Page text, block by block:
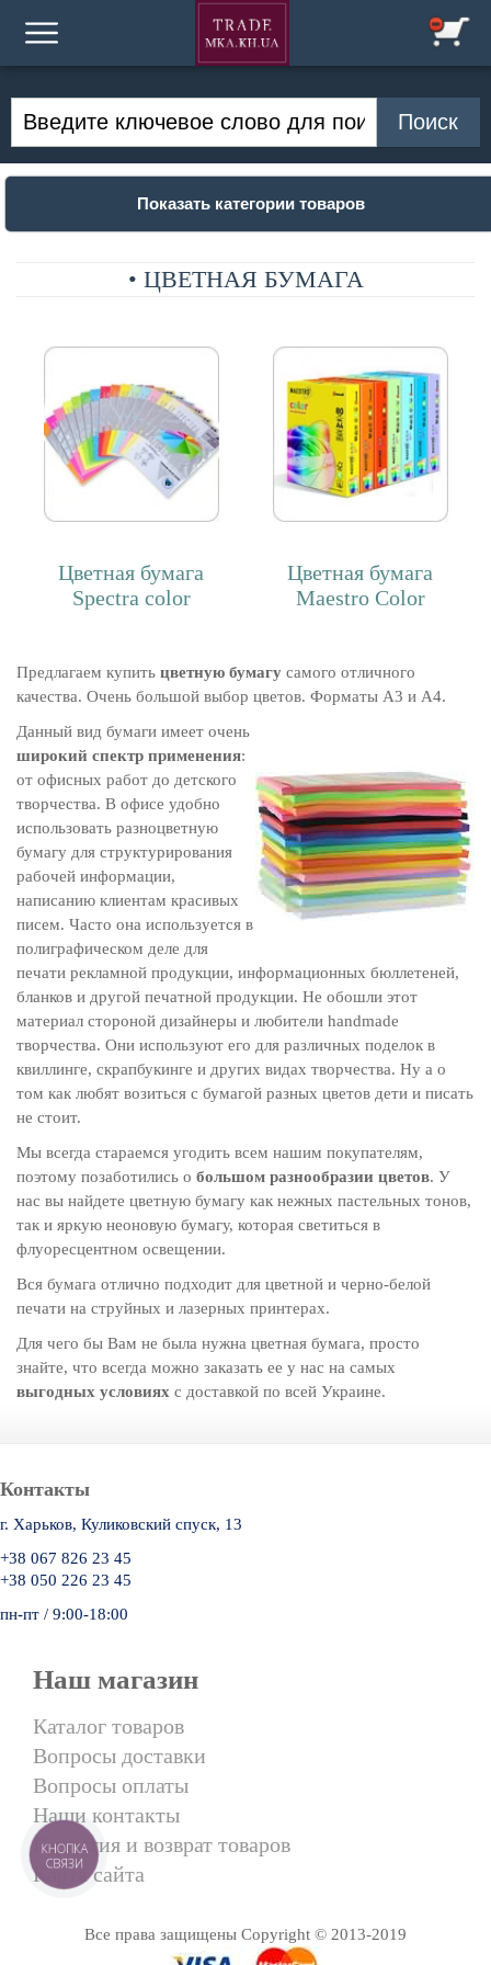
Показать категории товаров
• ЦВЕТНАЯ БУМАГА
Цветная бумага
Spectra color
Цветная бумага
Maestro Color
Предлагаем купить цветную бумагу самого отличного
качества. Очень большой выбор цветов. Форматы А3 и А4.
Данный вид бумаги имеет очень
широкий спектр применения:
от офисных работ до детского
творчества. В офисе удобно
использовать разноцветную
бумагу для структурирования
рабочей информации,
написанию клиентам красивых
писем. Часто она используется в
полиграфическом деле для
печати рекламной продукции, информационных бюллетеней,
бланков и другой печатной продукции. Не обошли этот
материал стороной дизайнеры и любители handmade
творчества. Они используют его для различных поделок в
квиллинге, скрапбукинге и других видах творчества. Ну а о
том как любят возиться с бумагой разных цветов дети и писать
не стоит.
Мы всегда стараемся угодить всем нашим покупателям,
поэтому позаботились о большом разнообразии цветов. У
нас вы найдете цветную бумагу как нежных пастельных тонов,
так и яркую неоновую бумагу, которая светиться в
флуоресцентном освещении.
Вся бумага отлично подходит для цветной и черно-белой
печати на струйных и лазерных принтерах.
Для чего бы Вам не была нужна цветная бумага, просто
знайте, что всегда можно заказать ее у нас на самых
выгодных условиях с доставкой по всей Украине.
Все права защищены Copyright © 2013-2019
Наш магазин
Каталог товаров
Вопросы доставки
Вопросы оплаты
Наши контакты
Гарантия и возврат товаров
Карта сайта
Контакты
г. Харьков, Куликовский спуск, 13
+38 067 826 23 45
+38 050 226 23 45
пн-пт / 9:00-18:00
КНОПКА
СВЯЗИ